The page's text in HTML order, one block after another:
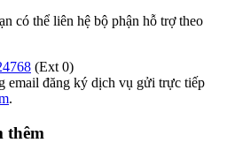
có thể liên hệ bộ phận hỗ trợ theo
(Ext 0)
email đăng ký dịch vụ gửi trực tiếp
.
thêm